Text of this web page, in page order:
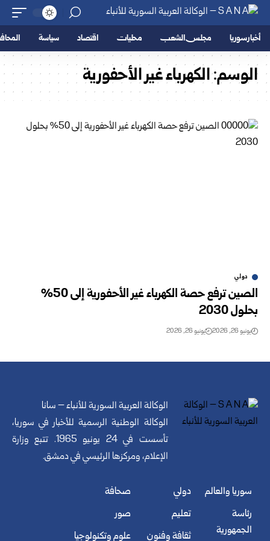
أخبار سوريا مجلس الشعب محليات اقتصاد سياسة
الوسم:الكهرباء غير الأحفورية
دولي
الصين ترفع حصة الكهرباء غير الأحفورية إلى 50%
بحلول 2030
يونيو 26, 2026 يونيو 26, 2026
الوكالة العربية السورية للأنباء – سانا
الوكالة الوطنية الرسمية للأخبار في سوريا،
تأسست في 24 يونيو 1965. تتبع وزارة
الإعلام، ومركزها الرئيسي في دمشق.
سوريا والعالم
رئاسة
الجمهورية
دولي
تعليم
ثقافة وفنون
صحافة
صور
علوم وتكنولوجيا